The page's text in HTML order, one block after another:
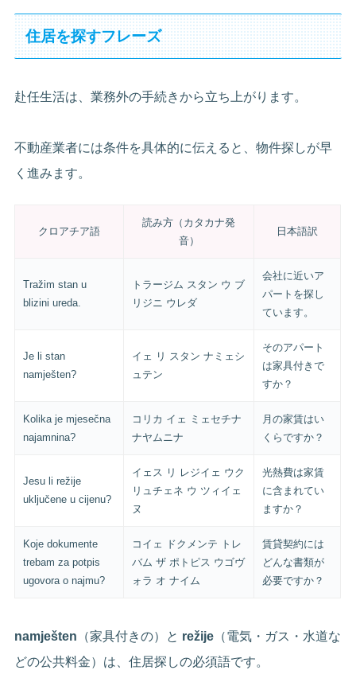
住居を探すフレーズ
赴任生活は、業務外の手続きから立ち上がります。
不動産業者には条件を具体的に伝えると、物件探しが早
く進みます。
クロアチア語
読み方（カタカナ発
音）
日本語訳
Tražim stan u
blizini ureda.
トラージム スタン ウ ブ
リジニ ウレダ
会社に近いア
パートを探し
ています。
Je li stan
namješten?
イェ リ スタン ナミェシ
ュテン
そのアパート
は家具付きで
すか？
Kolika je mjesečna
najamnina?
コリカ イェ ミェセチナ
ナヤムニナ
月の家賃はい
くらですか？
Jesu li režije
uključene u cijenu?
イェス リ レジイェ ウク
リュチェネ ウ ツィイェ
ヌ
光熱費は家賃
に含まれてい
ますか？
Koje dokumente
trebam za potpis
ugovora o najmu?
コイェ ドクメンテ トレ
バム ザ ポトピス ウゴヴ
ォラ オ ナイム
賃貸契約には
どんな書類が
必要ですか？
namješten （家具付きの）と režije （電気・ガス・水道な
どの公共料金）は、住居探しの必須語です。